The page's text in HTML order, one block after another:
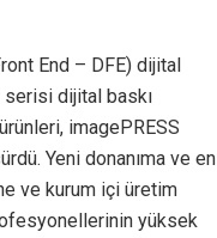
End – DFE) dijital
serisi dijital baskı
imagePRESS
Yeni donanıma ve en
ve kurum içi üretim
yüksek